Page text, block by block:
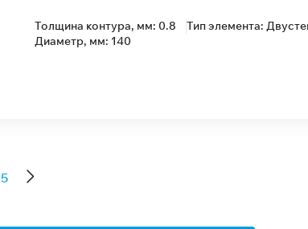
Толщина контура, мм: 0.8
Тип элемента:
Диаметр, мм: 140
5